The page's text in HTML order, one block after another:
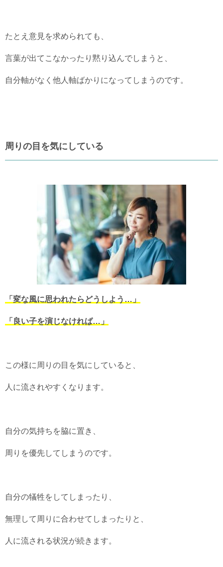
たとえ意見を求められても、
言葉が出てこなかったり黙り込んでしまうと、
自分軸がなく他人軸ばかりになってしまうのです。
周りの目を気にしている
「変な風に思われたらどうしよう…」
「良い子を演じなければ…」
この様に周りの目を気にしていると、
人に流されやすくなります。
自分の気持ちを脇に置き、
周りを優先してしまうのです。
自分の犠牲をしてしまったり、
無理して周りに合わせてしまったりと、
人に流される状況が続きます。